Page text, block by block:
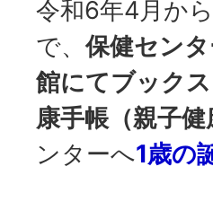
令和6年4月か
で、保健セン
館にてブック
康手帳（親子
ンターへ1歳の